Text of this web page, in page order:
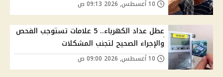
عطل عداد الكهرباء.. 5 علامات تستوجب الفحص
والإجراء الصحيح لتجنب المشكلات